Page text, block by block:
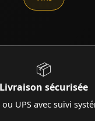
📦
Livraison sécurisée
UPS avec suivi